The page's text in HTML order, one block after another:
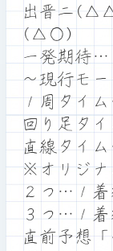
出晋二
(△○)
一発期待…
～現行モ
１周タイ
回り足タ
直線タイ
※オリジナ
２つ…１着
３つ…１着
直前予想